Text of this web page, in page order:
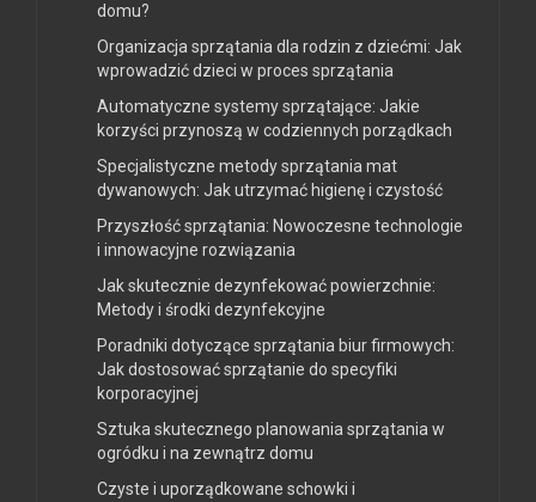
domu?
Organizacja sprzątania dla rodzin z dziećmi: Jak
wprowadzić dzieci w proces sprzątania
Automatyczne systemy sprzątające: Jakie
korzyści przynoszą w codziennych porządkach
Specjalistyczne metody sprzątania mat
dywanowych: Jak utrzymać higienę i czystość
Przyszłość sprzątania: Nowoczesne technologie
i innowacyjne rozwiązania
Jak skutecznie dezynfekować powierzchnie:
Metody i środki dezynfekcyjne
Poradniki dotyczące sprzątania biur firmowych:
Jak dostosować sprzątanie do specyfiki
korporacyjnej
Sztuka skutecznego planowania sprzątania w
ogródku i na zewnątrz domu
Czyste i uporządkowane schowki i